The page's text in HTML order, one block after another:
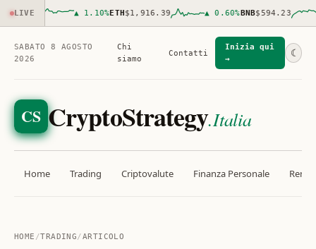
LIVE ▲ 1.10%ETH$1,916.39 ▲ 0.60%BNB$594.23
SABATO 8 AGOSTO
2026
Chi
siamo
Contatti
Inizia qui
→
☾
CS CryptoStrategy.Italia
Home Trading Criptovalute Finanza Personale
HOME /TRADING/ARTICOLO